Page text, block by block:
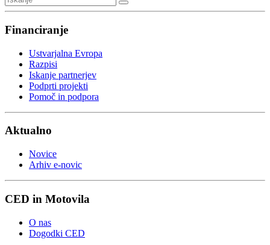
Financiranje
Ustvarjalna Evropa
Razpisi
Iskanje partnerjev
Podprti projekti
Pomoč in podpora
Aktualno
Novice
Arhiv e-novic
CED in Motovila
O nas
Dogodki CED